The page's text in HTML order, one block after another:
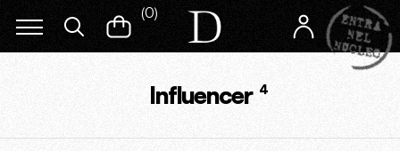
(0)
Influencer 4